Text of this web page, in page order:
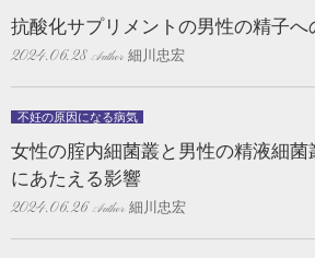
抗酸化サプリメントの男性の精子へ
2024.06.28 細川忠宏
不妊の原因になる病気
女性の腟内細菌叢と男性の精液細菌
にあたえる影響
2024.06.26 細川忠宏